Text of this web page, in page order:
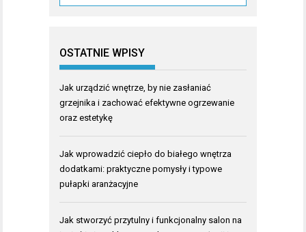
OSTATNIE WPISY
Jak urządzić wnętrze, by nie zasłaniać
grzejnika i zachować efektywne ogrzewanie
oraz estetykę
Jak wprowadzić ciepło do białego wnętrza
dodatkami: praktyczne pomysły i typowe
pułapki aranżacyjne
Jak stworzyć przytulny i funkcjonalny salon na